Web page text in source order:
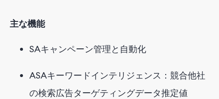
主な機能
SAキャンペーン管理と自動化
ASAキーワードインテリジェンス：競合他社
の検索広告ターゲティングデータ推定値